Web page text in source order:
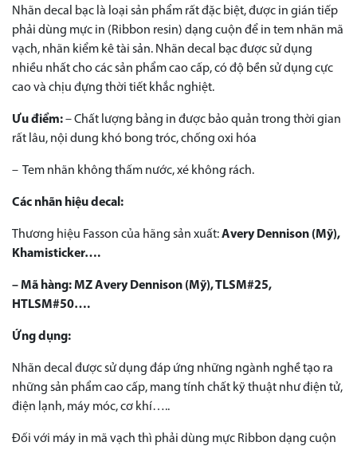
Nhãn decal bạc là loại sản phẩm rất đặc biệt, được in gián tiếp
phải dùng mực in (Ribbon resin) dạng cuộn để in tem nhãn mã
vạch, nhãn kiểm kê tài sản. Nhãn decal bạc được sử dụng
nhiều nhất cho các sản phẩm cao cấp, có độ bền sử dụng cực
cao và chịu đựng thời tiết khắc nghiệt.
Ưu điểm:– Chất lượng bảng in được bảo quản trong thời gian
rất lâu, nội dung khó bong tróc, chống oxi hóa
– Tem nhãn không thấm nước, xé không rách.
Các nhãn hiệu decal:
Thương hiệu Fasson của hãng sản xuất:Avery Dennison (Mỹ),
Khamisticker….
– Mã hàng: MZAvery Dennison (Mỹ), TLSM#25,
HTLSM#50….
Ứng dụng:
Nhãn decal được sử dụng đáp ứng những ngành nghề tạo ra
những sản phẩm cao cấp, mang tính chất kỹ thuật như điện tử,
điện lạnh, máy móc, cơ khí…..
Đối với máy in mã vạch thì phải dùng mực Ribbon dạng cuộn